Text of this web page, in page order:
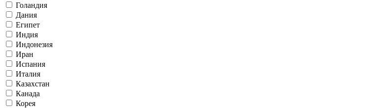
Голандия
Дания
Египет
Индия
Индонезия
Иран
Испания
Италия
Казахстан
Канада
Корея